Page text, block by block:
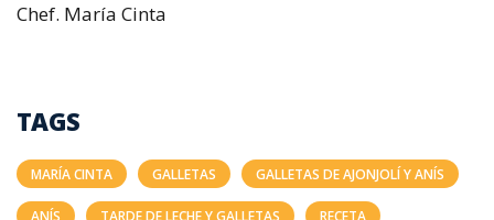
Chef. María Cinta
TAGS
MARÍA CINTA GALLETAS GALLETAS DE AJONJOLÍ Y ANÍS
ANÍS TARDE DE LECHE Y GALLETAS RECETA